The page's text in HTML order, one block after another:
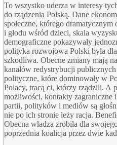
To wszystko uderza w interesy
do rządzenia Polską. Dane
społeczne, którego dramatycznym
i głodu wśród dzieci, skala
demograficzne pokazywały
polityka rozwojowa Polski była
szkodliwa. Obecne zmiany mają
kanałów redystrybucji
polityczne, które dominowały w
Polacy, tracą ci, którzy rządzili. A
możliwości, kontakty zagraniczne
partii, polityków i mediów są
nie po ich stronie leży racja.
Obecna władza zrobiła dla
poprzednia koalicja przez dwie